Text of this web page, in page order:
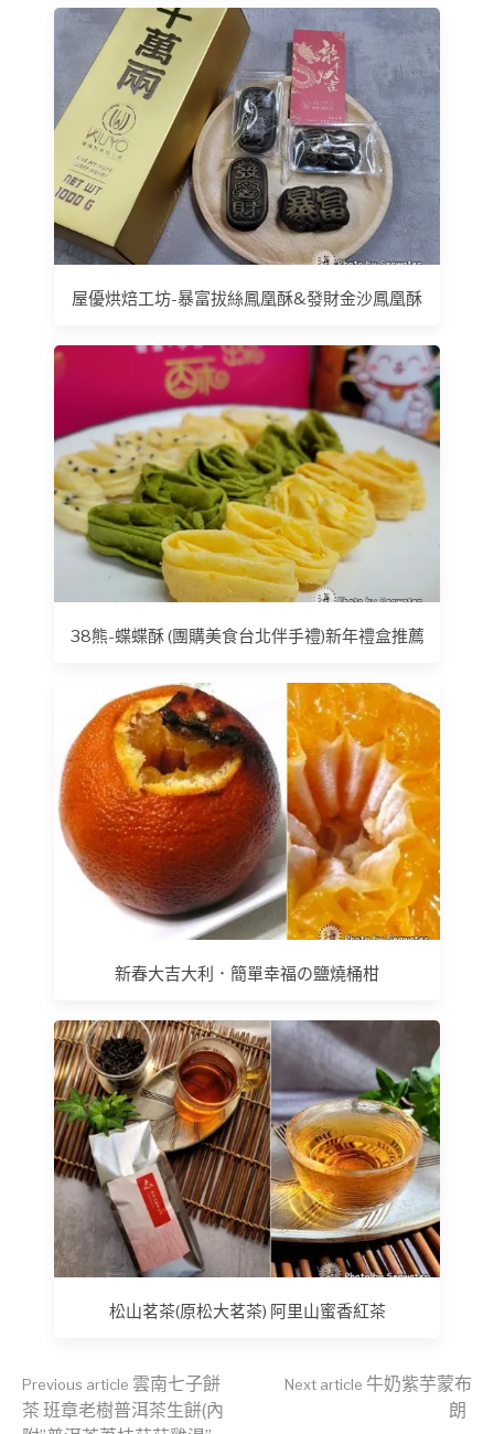
屋優烘焙工坊-暴富拔絲鳳凰酥&發財金沙鳳凰酥
38熊-蝶蝶酥 (團購美食台北伴手禮)新年禮盒推薦
新春大吉大利．簡單幸福の鹽燒桶柑
松山茗茶(原松大茗茶) 阿里山蜜香紅茶
Continue
Previous article 雲南七子餅
茶 班章老樹普洱茶生餅(內
Next article 牛奶紫芋蒙布
朗